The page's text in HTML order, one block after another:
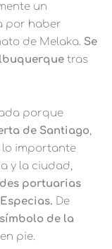
un
por haber
de Melaka. Se
tras
porque
de Santiago,
lo importante
y la ciudad,
portuarias
De
símbolo de la
pie.